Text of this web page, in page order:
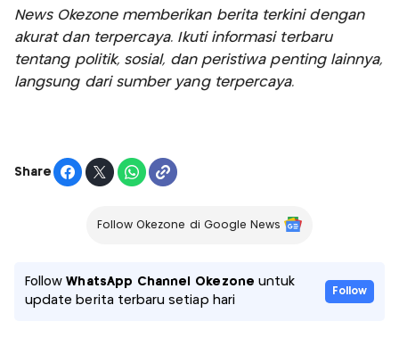
News Okezone memberikan berita terkini dengan
akurat dan terpercaya. Ikuti informasi terbaru
tentang politik, sosial, dan peristiwa penting lainnya,
langsung dari sumber yang terpercaya.
Share
Follow Okezone di Google News
FollowWhatsApp Channel Okezone untuk
update berita terbaru setiap hari
Follow